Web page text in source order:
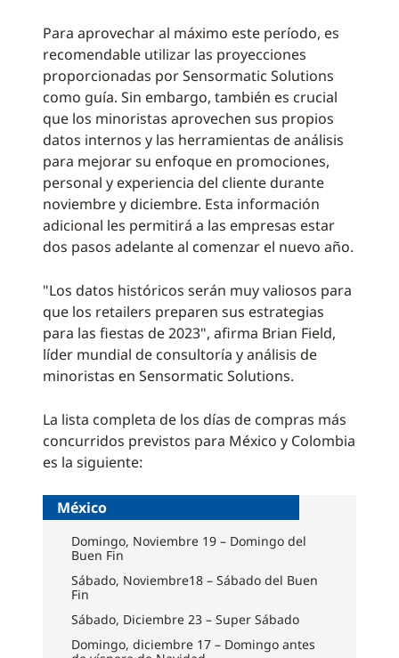
Para aprovechar al máximo este período, es
recomendable utilizar las proyecciones
proporcionadas por Sensormatic Solutions
como guía. Sin embargo, también es crucial
que los minoristas aprovechen sus propios
datos internos y las herramientas de análisis
para mejorar su enfoque en promociones,
personal y experiencia del cliente durante
noviembre y diciembre. Esta información
adicional les permitirá a las empresas estar
dos pasos adelante al comenzar el nuevo año.
"Los datos históricos serán muy valiosos para
que los retailers preparen sus estrategias
para las fiestas de 2023", afirma Brian Field,
líder mundial de consultoría y análisis de
minoristas en Sensormatic Solutions.
La lista completa de los días de compras más
concurridos previstos para México y Colombia
es la siguiente:
México
Domingo, Noviembre 19 – Domingo del
Buen Fin
Sábado, Noviembre18 – Sábado del Buen
Fin
Sábado, Diciembre 23 – Super Sábado
Domingo, diciembre 17 – Domingo antes